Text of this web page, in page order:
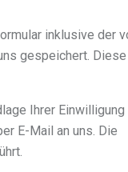
inklusive der
gespeichert.
Ihrer Einwilligung
E-Mail an uns. Die